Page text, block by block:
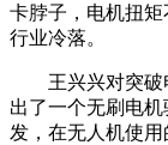
卡脖子，电机扭
行业冷落。
王兴兴对突破
出了一个无刷电
发，在无人机使